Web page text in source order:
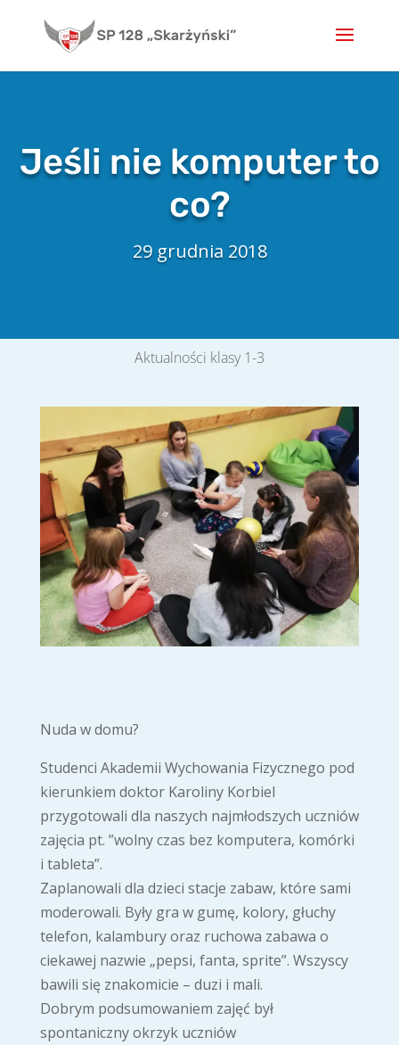
content
Jeśli nie komputer to
co?
29 grudnia 2018
Aktualności klasy 1-3
Nuda w domu?
Studenci Akademii Wychowania Fizycznego pod
kierunkiem doktor Karoliny Korbiel
przygotowali dla naszych najmłodszych uczniów
zajęcia pt. ”wolny czas bez komputera, komórki
i tableta”.
Zaplanowali dla dzieci stacje zabaw, które sami
moderowali. Były gra w gumę, kolory, głuchy
telefon, kalambury oraz ruchowa zabawa o
ciekawej nazwie „pepsi, fanta, sprite”. Wszyscy
bawili się znakomicie – duzi i mali.
Dobrym podsumowaniem zajęć był
spontaniczny okrzyk uczniów